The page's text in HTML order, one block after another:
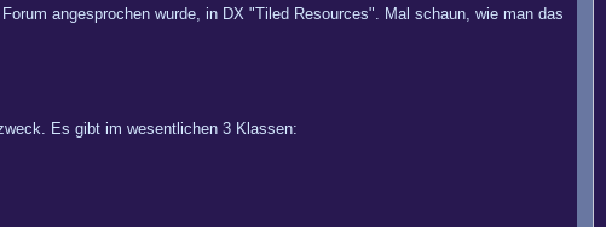
angesprochen wurde, in DX "Tiled Resources". Mal schaun, wie man das
Es gibt im wesentlichen 3 Klassen: